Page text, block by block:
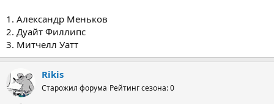
1. Александр Меньков
2. Дуайт Филлипс
3. Митчелл Уатт
Rikis
Старожил форума Рейтинг сезона: 0